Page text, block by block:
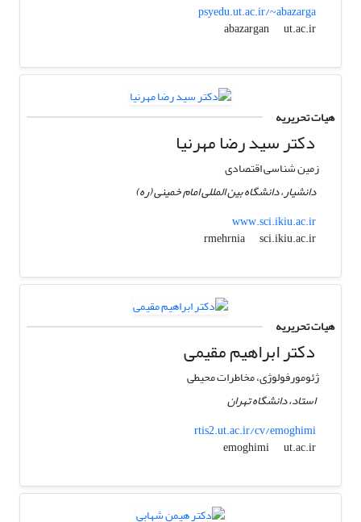
psyedu.ut.ac.ir/~abazarga
abazargan
ut.ac.ir
هیات تحریریه
دکتر سید رضا مهرنیا
زمین شناسی اقتصادی
دانشیار، دانشگاه بین‎ المللی امام خمینی (ره)
www.sci.ikiu.ac.ir
rmehrnia
sci.ikiu.ac.ir
هیات تحریریه
دکتر ابراهیم مقیمی
ژئومورفولوژی، مخاطرات محیطی
استاد، دانشگاه تهران
rtis2.ut.ac.ir/cv/emoghimi
emoghimi
ut.ac.ir